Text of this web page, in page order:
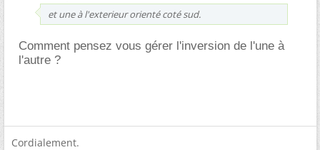
et une à l'exterieur orienté coté sud.
Comment pensez vous gérer l'inversion de l'une à
l'autre ?
Cordialement.